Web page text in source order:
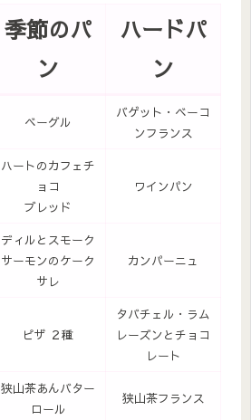
季節のパ
ン
ハードパ
ン
ベーグル
バゲット・ベーコ
ンフランス
ハートのカフェチ
ョコ
ブレッド
ワインパン
ディルとスモーク
サーモンのケーク
サレ
カンパーニュ
ピザ ２種
タバチェル・ラム
レーズンとチョコ
レート
狭山茶あんバター
ロール
狭山茶フランス